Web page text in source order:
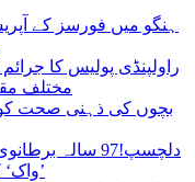
راولپنڈی پولیس کا
مختلف
دلچسپ!97 سالہ
’واک‘